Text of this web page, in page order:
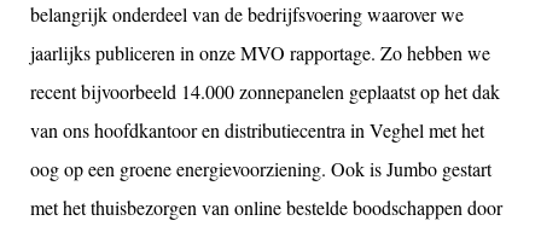
belangrijk onderdeel van de bedrijfsvoering waarover we
jaarlijks publiceren in onze MVO rapportage. Zo hebben we
recent bijvoorbeeld 14.000 zonnepanelen geplaatst op het dak
van ons hoofdkantoor en distributiecentra in Veghel met het
oog op een groene energievoorziening. Ook is Jumbo gestart
met het thuisbezorgen van online bestelde boodschappen door